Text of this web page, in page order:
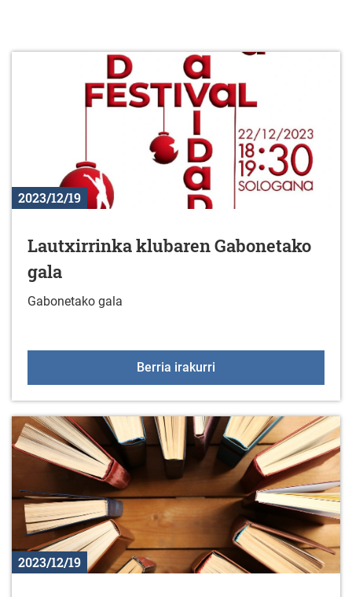
2023/12/19
Lautxirrinka klubaren Gabonetako
gala
Gabonetako gala
Berria irakurri
2023/12/19